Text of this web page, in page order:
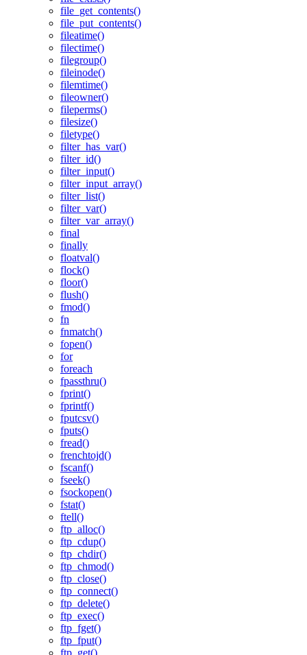
file_get_contents()
file_put_contents()
fileatime()
filectime()
filegroup()
fileinode()
filemtime()
fileowner()
fileperms()
filesize()
filetype()
filter_has_var()
filter_id()
filter_input()
filter_input_array()
filter_list()
filter_var()
filter_var_array()
final
finally
floatval()
flock()
floor()
flush()
fmod()
fn
fnmatch()
fopen()
for
foreach
fpassthru()
fprint()
fprintf()
fputcsv()
fputs()
fread()
frenchtojd()
fscanf()
fseek()
fsockopen()
fstat()
ftell()
ftp_alloc()
ftp_cdup()
ftp_chdir()
ftp_chmod()
ftp_close()
ftp_connect()
ftp_delete()
ftp_exec()
ftp_fget()
ftp_fput()
ftp_get()